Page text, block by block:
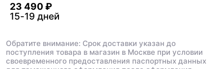
23 490 ₽
15-19 дней
Обратите внимание: Срок доставки указан до
поступления товара в магазин в Москве при условии
своевременного предоставления паспортных данных